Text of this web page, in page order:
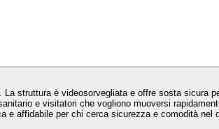
struttura è videosorvegliata e offre sosta sicura
e visitatori che vogliono muoversi
e affidabile per chi cerca sicurezza e comodità nel